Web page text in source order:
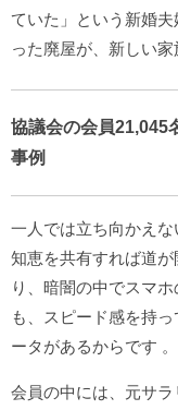
ていた」という新婚
った廃屋が、新しい
協議会の会員21,045
事例
一人では立ち向かえ
知恵を共有すれば道
り、暗闇の中でスマ
も、スピード感を持
ータがあるからです 。
会員の中には、元サ